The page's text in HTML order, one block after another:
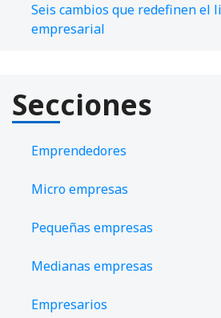
Seis cambios que redefinen el
empresarial
Secciones
Emprendedores
Micro empresas
Pequeñas empresas
Medianas empresas
Empresarios